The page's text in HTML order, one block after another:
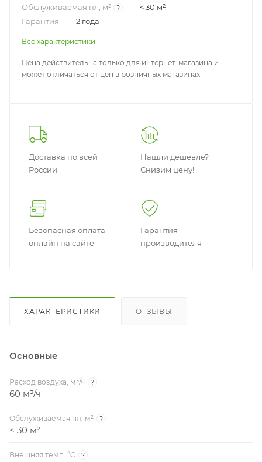
Обслуживаемая пл, м²
? — < 30 м²
Гарантия — 2 года
Все характеристики
Цена действительна только для интернет-магазина и
может отличаться от цен в розничных магазинах
Доставка по всей
России
Нашли дешевле?
Снизим цену!
Безопасная оплата
онлайн на сайте
Гарантия
производителя
ХАРАКТЕРИСТИКИ ОТЗЫВЫ
Основные
Расход воздуха, м³/ч ?
60 м³/ч
Обслуживаемая пл, м² ?
< 30 м²
Внешняя темп. °C ?